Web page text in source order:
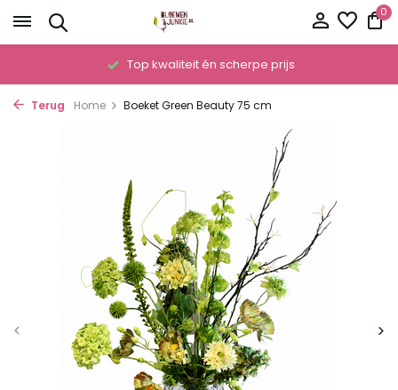
0
Top kwaliteit én scherpe prijs
Terug Home Boeket Green Beauty 75 cm